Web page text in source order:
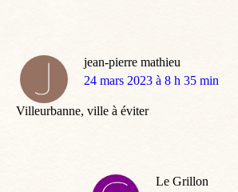
jean-pierre mathieu
dit
24 mars 2023 à 8 h 35 min
Villeurbanne, ville à éviter
Le Grillon